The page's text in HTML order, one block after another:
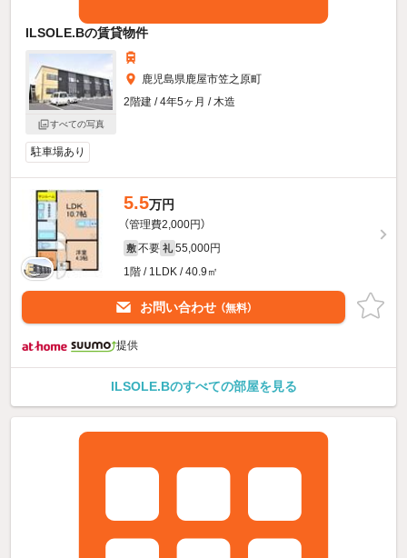
ILSOLE.Bの賃貸物件
すべての写真
鹿児島県鹿屋市笠之原町
2階建 / 4年5ヶ月 / 木造
駐車場あり
5.5万円
（管理費2,000円）
敷 不要 礼 55,000円
1階 / 1LDK / 40.9㎡
お問い合わせ （無料）
提供
ILSOLE.Bのすべての部屋を見る